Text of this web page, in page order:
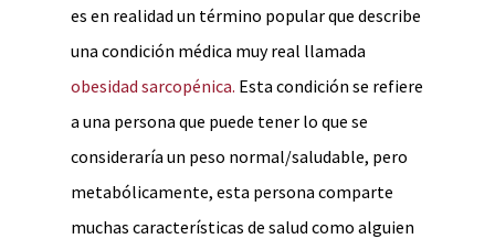
es en realidad un término popular que describe
una condición médica muy real llamada
obesidad sarcopénica. Esta condición se refiere
a una persona que puede tener lo que se
consideraría un peso normal/saludable, pero
metabólicamente, esta persona comparte
muchas características de salud como alguien